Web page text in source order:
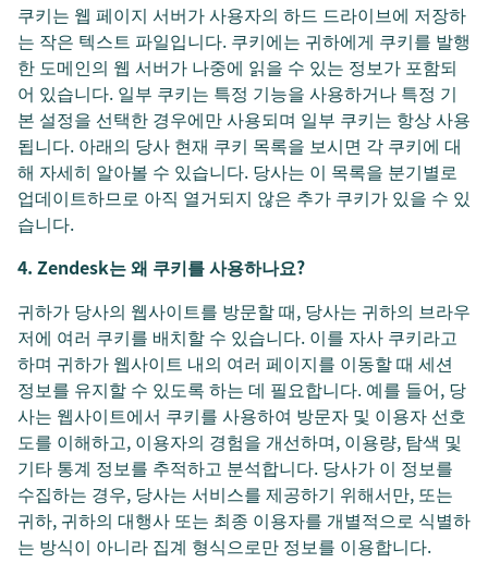
쿠키는 웹 페이지 서버가 사용자의 하드 드라이브에 저장하
는 작은 텍스트 파일입니다. 쿠키에는 귀하에게 쿠키를 발행
한 도메인의 웹 서버가 나중에 읽을 수 있는 정보가 포함되
어 있습니다. 일부 쿠키는 특정 기능을 사용하거나 특정 기
본 설정을 선택한 경우에만 사용되며 일부 쿠키는 항상 사용
됩니다. 아래의 당사 현재 쿠키 목록을 보시면 각 쿠키에 대
해 자세히 알아볼 수 있습니다. 당사는 이 목록을 분기별로
업데이트하므로 아직 열거되지 않은 추가 쿠키가 있을 수 있
습니다.
4. Zendesk는 왜 쿠키를 사용하나요?
귀하가 당사의 웹사이트를 방문할 때, 당사는 귀하의 브라우
저에 여러 쿠키를 배치할 수 있습니다. 이를 자사 쿠키라고
하며 귀하가 웹사이트 내의 여러 페이지를 이동할 때 세션
정보를 유지할 수 있도록 하는 데 필요합니다. 예를 들어, 당
사는 웹사이트에서 쿠키를 사용하여 방문자 및 이용자 선호
도를 이해하고, 이용자의 경험을 개선하며, 이용량, 탐색 및
기타 통계 정보를 추적하고 분석합니다. 당사가 이 정보를
수집하는 경우, 당사는 서비스를 제공하기 위해서만, 또는
귀하, 귀하의 대행사 또는 최종 이용자를 개별적으로 식별하
는 방식이 아니라 집계 형식으로만 정보를 이용합니다.